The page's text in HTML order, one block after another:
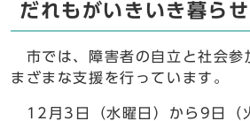
だれもがいきいき暮ら
市では、障害者の自立と社会参
まざまな支援を行っています。
12月3日（水曜日）から9日（